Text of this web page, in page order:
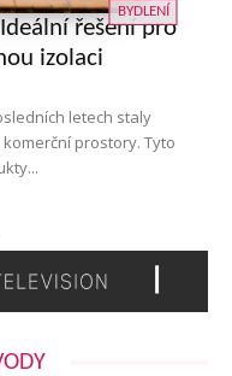
BYDLENÍ
řešení pro
izolaci
letech staly
prostory. Tyto